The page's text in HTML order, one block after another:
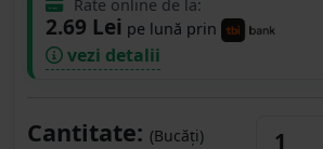
Rate online de la:
2.69 Lei pe lună prin
vezi detalii
Cantitate: (Bucăți)